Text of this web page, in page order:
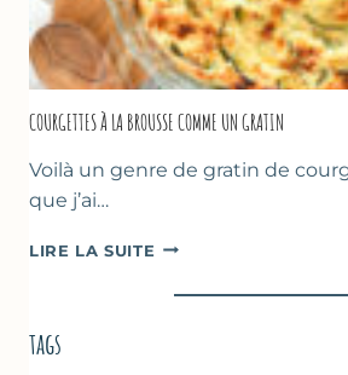
COURGETTES À LA BROUSSE COMME UN GRATIN
Voilà un genre de gratin de
que j’ai…
LIRE LA SUITE COURGETTES
LA
tags